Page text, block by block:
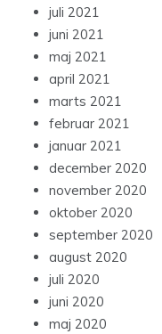
juli 2021
juni 2021
maj 2021
april 2021
marts 2021
februar 2021
januar 2021
december 2020
november 2020
oktober 2020
september 2020
august 2020
juli 2020
juni 2020
maj 2020